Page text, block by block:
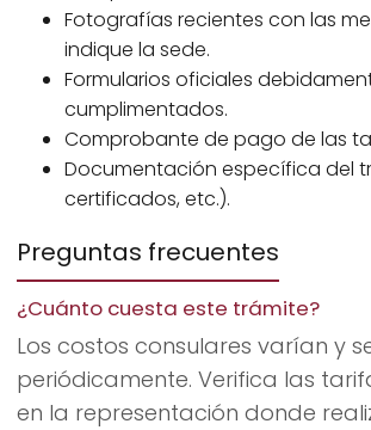
Fotografías recientes con las
indique la sede.
Formularios oficiales
cumplimentados.
Comprobante de pago de las
Documentación específica del
certificados, etc.).
Preguntas frecuentes
¿Cuánto cuesta este trámite?
Los costos consulares varían y
periódicamente. Verifica las
en la representación donde